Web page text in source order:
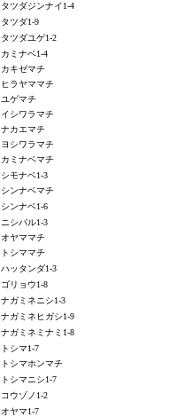
タツダジンナイ1-4
タツダ1-9
タツダユゲ1-2
カミナベ1-4
カキゼマチ
ヒラヤママチ
ユゲマチ
イシワラマチ
ナカエマチ
ヨシワラマチ
カミナベマチ
シモナベ1-3
シンナベマチ
シンナベ1-6
ニシバル1-3
オヤママチ
トシママチ
ハッタンダ1-3
ゴリョウ1-8
ナガミネニシ1-3
ナガミネヒガシ1-9
ナガミネミナミ1-8
トシマ1-7
トシマホンマチ
トシマニシ1-7
コウゾノ1-2
オヤマ1-7